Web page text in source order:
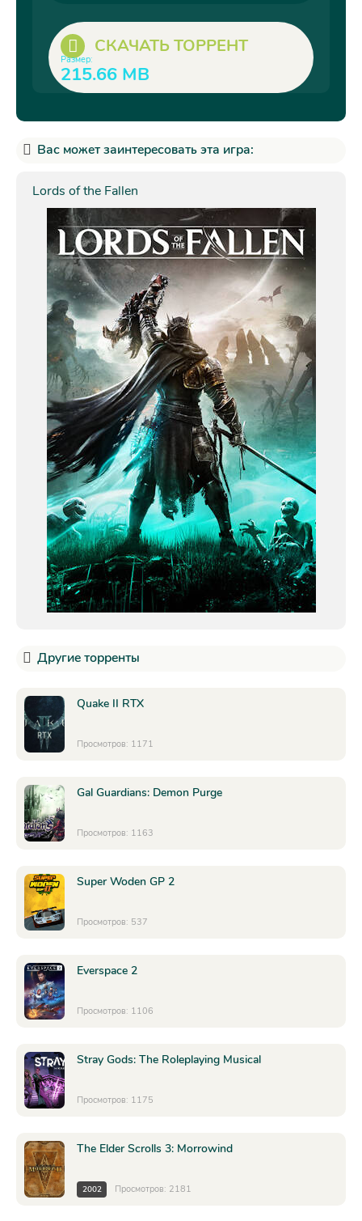
СКАЧАТЬ ТОРРЕНТ
Размер:
215.66 MB
Вас может заинтересовать эта игра:
Lords of the Fallen
Другие торренты
Quake II RTX
Просмотров: 1171
Gal Guardians: Demon Purge
Просмотров: 1163
Super Woden GP 2
Просмотров: 537
Everspace 2
Просмотров: 1106
Stray Gods: The Roleplaying Musical
Просмотров: 1175
The Elder Scrolls 3: Morrowind
2002 Просмотров: 2181